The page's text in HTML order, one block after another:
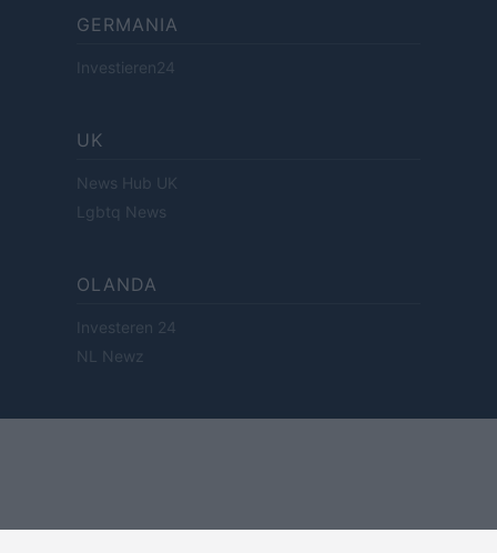
GERMANIA
Investieren24
UK
News Hub UK
Lgbtq News
OLANDA
Investeren 24
NL Newz